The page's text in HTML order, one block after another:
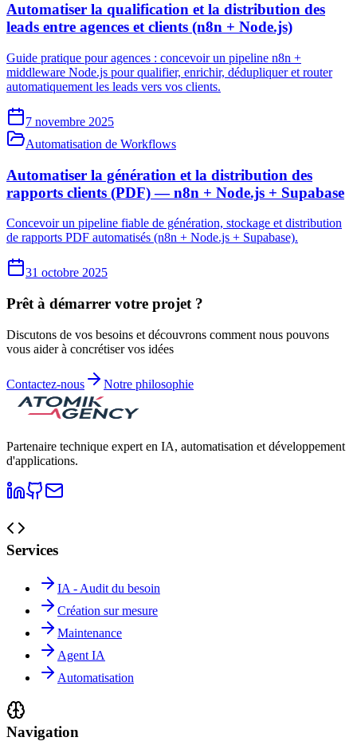
Automatiser la qualification et la distribution des
leads entre agences et clients (n8n + Node.js)
Guide pratique pour agences : concevoir un pipeline n8n +
middleware Node.js pour qualifier, enrichir, dédupliquer et router
automatiquement les leads vers vos clients.
7 novembre 2025
Automatisation de Workflows
Automatiser la génération et la distribution des
rapports clients (PDF) — n8n + Node.js + Supabase
Concevoir un pipeline fiable de génération, stockage et distribution
de rapports PDF automatisés (n8n + Node.js + Supabase).
31 octobre 2025
Prêt à démarrer votre projet ?
Discutons de vos besoins et découvrons comment nous pouvons
vous aider à concrétiser vos idées
Contactez-nous Notre philosophie
Partenaire technique expert en IA, automatisation et développement
d'applications.
Services
IA - Audit du besoin
Création sur mesure
Maintenance
Agent IA
Automatisation
Navigation